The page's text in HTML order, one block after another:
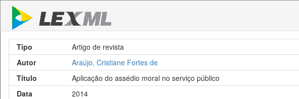
Tipo
Artigo de revista
Autor
Araújo, Cristiane Fortes de
Título
Aplicação do assédio moral no serviço público
Data
2014